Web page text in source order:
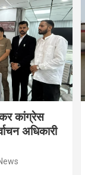
कांग्रेस
अधिकारी